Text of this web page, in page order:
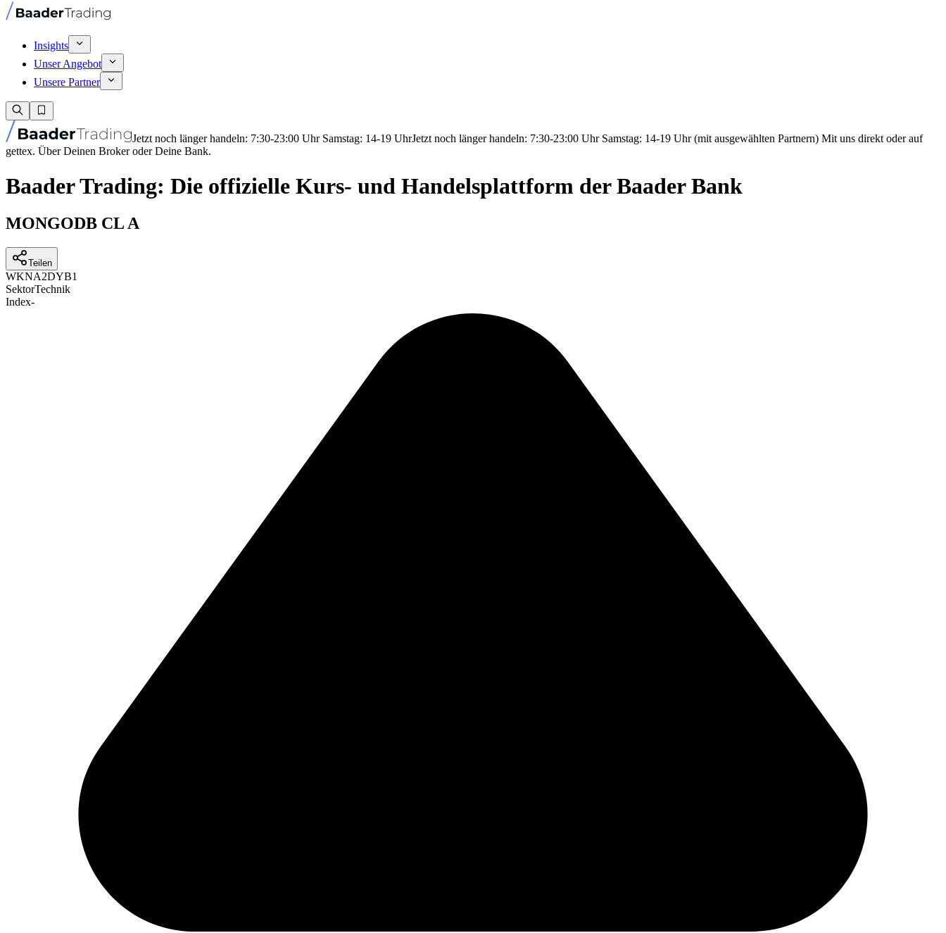
Insights
Unser Angebot
Unsere Partner
Jetzt noch länger handeln: 7:30-23:00 Uhr Samstag: 14-19 UhrJetzt noch länger handeln: 7:30-23:00 Uhr Samstag: 14-19 Uhr (mit ausgewählten Partnern) Mit uns direkt oder auf
gettex. Über Deinen Broker oder Deine Bank.
Baader Trading: Die offizielle Kurs- und Handelsplattform der Baader Bank
MONGODB CL A
Teilen
WKNA2DYB1
SektorTechnik
Index-